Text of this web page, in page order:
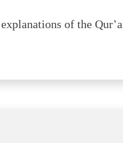
of the